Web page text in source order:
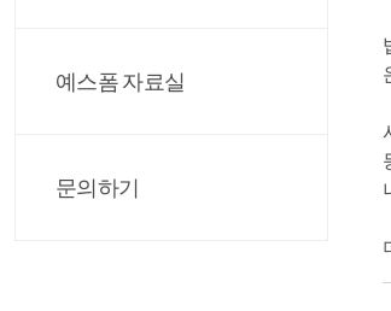
예스폼 자료실
문의하기